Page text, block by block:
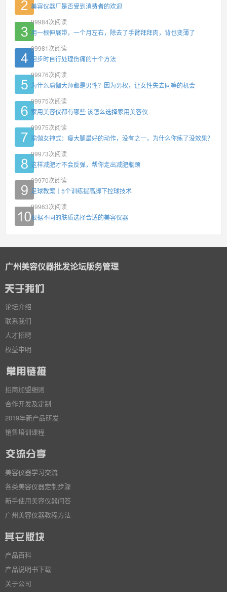
美容仪器厂是否受到消费者的欢迎
99984次阅读
用一根伸展带，一个月左右，除去了手臂拜拜肉，背也变薄了
99981 次阅读
跑步时自行处理伤痛的十个方法
99976次阅读
为什么瑜伽大师都是男性？因为男权，让女性失去同等的机会
99975次阅读
家用美容仪都有哪些 该怎么选择家用美容仪
99975次阅读
瑜伽女神式：瘦大腿最好的动作，没有之一，为什么你练了没效果？
99973次阅读
这样减肥才不会反弹，帮你走出减肥瓶颈
99970次阅读
足球教案丨5个训练提高脚下控球技术
99963次阅读
根据不同的肤质选择合适的美容仪器
广州美容仪器批发论坛版务管理
论坛介绍
联系我们
人才招聘
权益申明
招商加盟细则
合作开发及定制
2019年新产品研发
销售培训课程
美容仪器学习交流
各类美容仪器定制步骤
新手使用美容仪器问答
广州美容仪器教程方法
产品百科
产品说明书下载
关于公司